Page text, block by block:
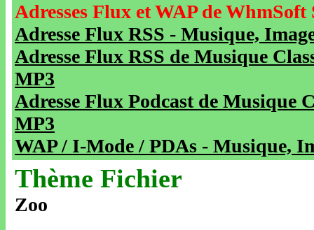
Adresses Flux et WAP de WhmSoft
Adresse Flux RSS - Musique,
Adresse Flux RSS de Musique
MP3
Adresse Flux Podcast de Musique
MP3
WAP / I-Mode / PDAs - Musique,
Thème Fichier
Zoo